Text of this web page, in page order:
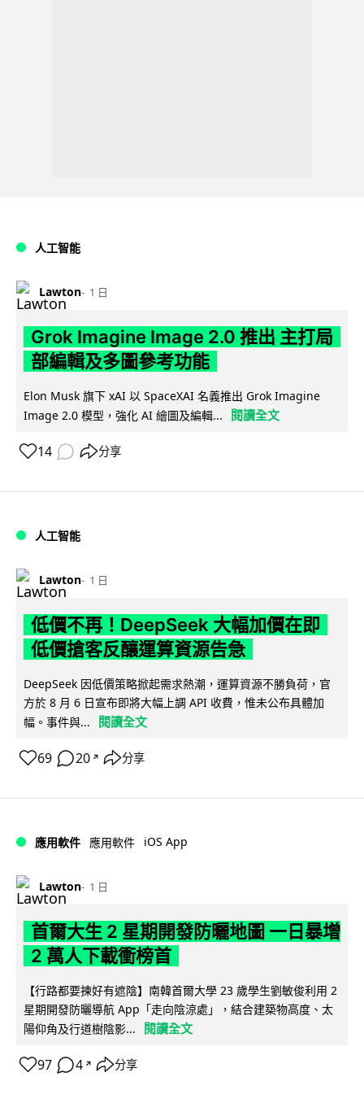
人工智能
Lawton 1 日
Grok Imagine Image 2.0 推出 主打局
部編輯及多圖參考功能
Elon Musk 旗下 xAI 以 SpaceXAI 名義推出 Grok Imagine
Image 2.0 模型，強化 AI 繪圖及編輯...
閱讀全文
14 分享
人工智能
Lawton 1 日
低價不再！DeepSeek 大幅加價在即
低價搶客反釀運算資源告急
DeepSeek 因低價策略掀起需求熱潮，運算資源不勝負荷，官
方於 8 月 6 日宣布即將大幅上調 API 收費，惟未公布具體加
幅。事件與...
閱讀全文
69 20 ↗ 分享
應用軟件 應用軟件 iOS App
Lawton 1 日
首爾大生 2 星期開發防曬地圖 一日暴增
2 萬人下載衝榜首
【行路都要揀好有遮陰】南韓首爾大學 23 歲學生劉敏俊利用 2
星期開發防曬導航 App「走向陰涼處」，結合建築物高度、太
陽仰角及行道樹陰影...
閱讀全文
97 4 ↗ 分享